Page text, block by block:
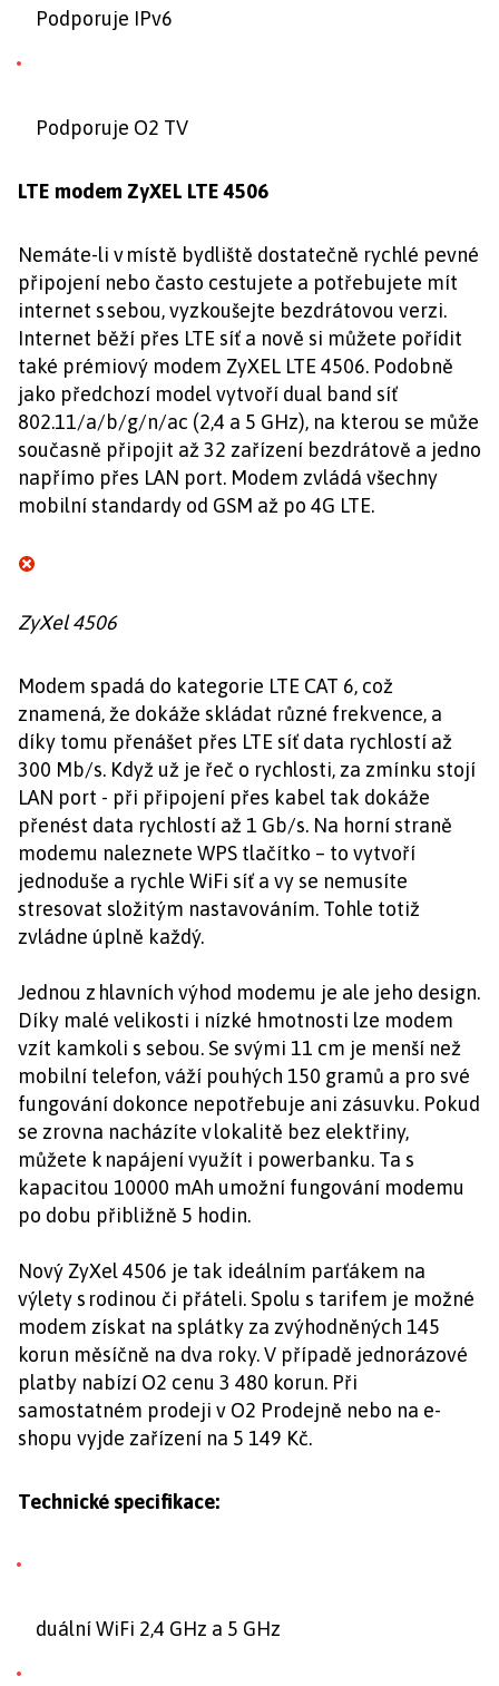
Podporuje IPv6
Podporuje O2 TV
LTE modem ZyXEL LTE 4506
Nemáte-li v místě bydliště dostatečně rychlé pevné
připojení nebo často cestujete a potřebujete mít
internet s sebou, vyzkoušejte bezdrátovou verzi.
Internet běží přes LTE síť a nově si můžete pořídit
také prémiový modem ZyXEL LTE 4506. Podobně
jako předchozí model vytvoří dual band síť
802.11/a/b/g/n/ac (2,4 a 5 GHz), na kterou se může
současně připojit až 32 zařízení bezdrátově a jedno
napřímo přes LAN port. Modem zvládá všechny
mobilní standardy od GSM až po 4G LTE.
ZyXel 4506
Modem spadá do kategorie LTE CAT 6, což
znamená, že dokáže skládat různé frekvence, a
díky tomu přenášet přes LTE síť data rychlostí až
300 Mb/s. Když už je řeč o rychlosti, za zmínku stojí
LAN port - při připojení přes kabel tak dokáže
přenést data rychlostí až 1 Gb/s. Na horní straně
modemu naleznete WPS tlačítko – to vytvoří
jednoduše a rychle WiFi síť a vy se nemusíte
stresovat složitým nastavováním. Tohle totiž
zvládne úplně každý.
Jednou z hlavních výhod modemu je ale jeho design.
Díky malé velikosti i nízké hmotnosti lze modem
vzít kamkoli s sebou. Se svými 11 cm je menší než
mobilní telefon, váží pouhých 150 gramů a pro své
fungování dokonce nepotřebuje ani zásuvku. Pokud
se zrovna nacházíte v lokalitě bez elektřiny,
můžete k napájení využít i powerbanku. Ta s
kapacitou 10000 mAh umožní fungování modemu
po dobu přibližně 5 hodin.
Nový ZyXel 4506 je tak ideálním parťákem na
výlety s rodinou či přáteli. Spolu s tarifem je možné
modem získat na splátky za zvýhodněných 145
korun měsíčně na dva roky. V případě jednorázové
platby nabízí O2 cenu 3 480 korun. Při
samostatném prodeji v O2 Prodejně nebo na e-
shopu vyjde zařízení na 5 149 Kč.
Technické specifikace:
duální WiFi 2,4 GHz a 5 GHz